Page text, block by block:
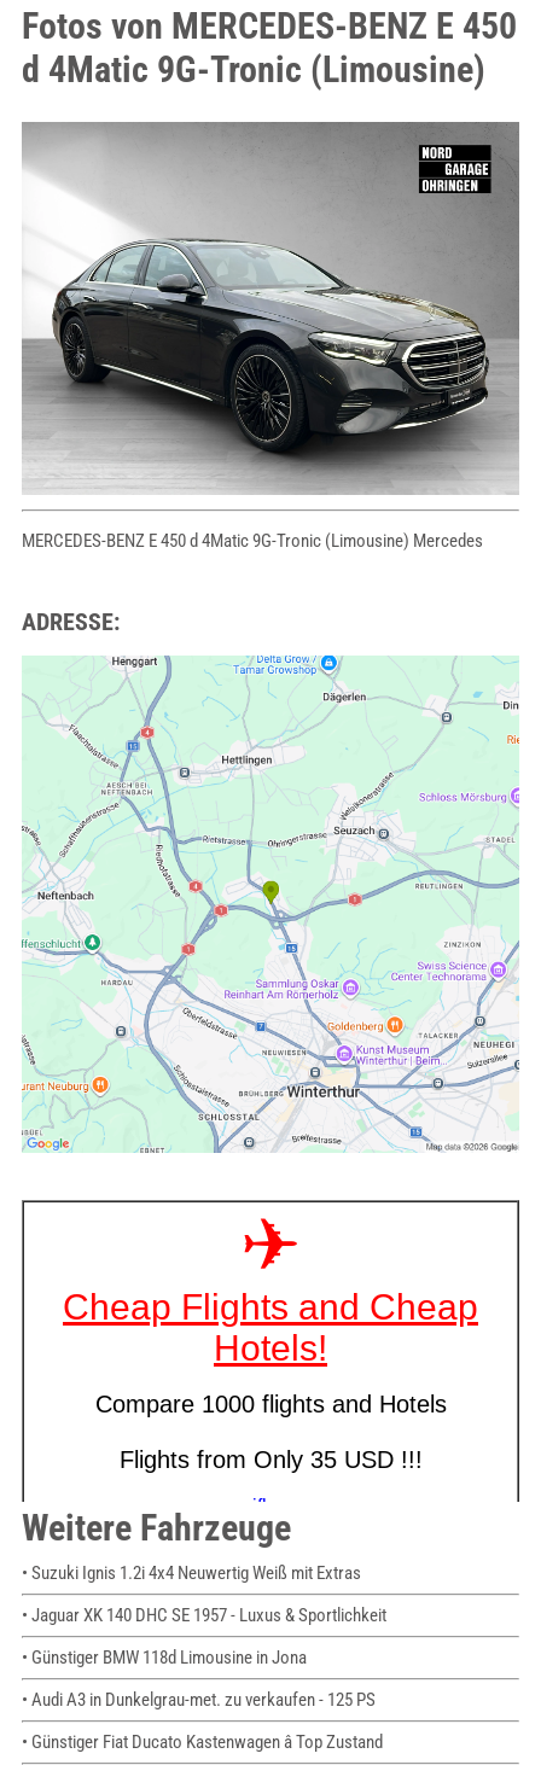
Fotos von MERCEDES-BENZ E 450
d 4Matic 9G-Tronic (Limousine)
MERCEDES-BENZ E 450 d 4Matic 9G-Tronic (Limousine) Mercedes
ADRESSE:
Weitere Fahrzeuge
• Suzuki Ignis 1.2i 4x4 Neuwertig Weiß mit Extras
• Jaguar XK 140 DHC SE 1957 - Luxus & Sportlichkeit
• Günstiger BMW 118d Limousine in Jona
• Audi A3 in Dunkelgrau-met. zu verkaufen - 125 PS
• Günstiger Fiat Ducato Kastenwagen â Top Zustand